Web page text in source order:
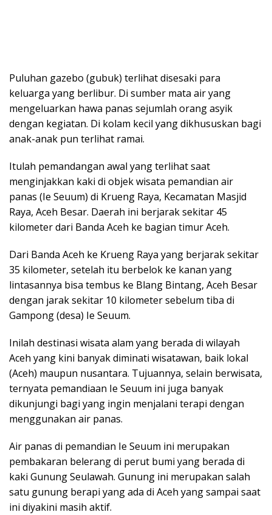
Puluhan gazebo (gubuk) terlihat disesaki para
keluarga yang berlibur. Di sumber mata air yang
menge­luarkan hawa panas sejumlah orang asyik
dengan kegiatan. Di kolam kecil yang dikhususkan bagi
anak-anak pun terlihat ramai.
Itulah pemandangan awal yang terlihat saat
menginjakkan kaki di objek wisata pemandian air
panas (Ie Seuum) di Krueng Raya, Kecamatan Masjid
Raya, Aceh Besar. Daerah ini berjarak sekitar 45
kilometer dari Banda Aceh ke bagian timur Aceh.
Dari Banda Aceh ke Krueng Raya yang berjarak sekitar
35 kilometer, setelah itu berbelok ke kanan yang
lintasannya bisa tembus ke Blang Bintang, Aceh Besar
dengan jarak sekitar 10 kilometer sebelum tiba di
Gampong (desa) Ie Seuum.
Inilah destinasi wisata alam yang berada di wilayah
Aceh yang kini banyak diminati wisatawan, baik lokal
(Aceh) maupun nusantara. Tujuannya, selain berwisata,
ternyata pemandiaan Ie Seuum ini juga banyak
dikunjungi bagi yang ingin menjalani terapi dengan
menggunakan air panas.
Air panas di pemandian Ie Seuum ini merupakan
pembakaran belerang di perut bumi yang berada di
kaki Gunung Seulawah. Gunung ini meru­pakan salah
satu gunung berapi yang ada di Aceh yang sampai saat
ini diyakini masih aktif.